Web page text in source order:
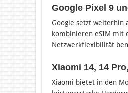
Google Pixel 9
Google setzt weiterhin
kombinieren eSIM mit
Netzwerkflexibilität
Xiaomi 14, 14
Xiaomi bietet in den